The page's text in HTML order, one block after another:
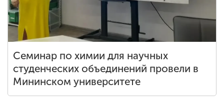
Приемная
+7 (831) 262-26-20
Семинар по химии для научных
студенческих объединений провели в
Мининском университете